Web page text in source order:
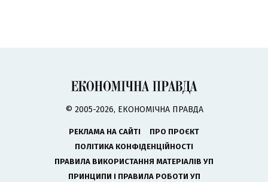
© 2005-2026, ЕКОНОМІЧНА ПРАВДА
РЕКЛАМА НА САЙТІ
ПРО ПРОЄКТ
ПОЛІТИКА КОНФІДЕНЦІЙНОСТІ
ПРАВИЛА ВИКОРИСТАННЯ МАТЕРІАЛІВ УП
ПРИНЦИПИ І ПРАВИЛА РОБОТИ УП